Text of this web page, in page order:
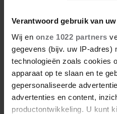
Verantwoord gebruik van
Wij en onze 1022 partners
gegevens (bijv. uw IP-adres)
technologieën zoals cookies
apparaat op te slaan en te
gepersonaliseerde
advertenties en content,
productontwikkeling. U kunt
2 juli 2026
ZIET CHARLES
NIET?